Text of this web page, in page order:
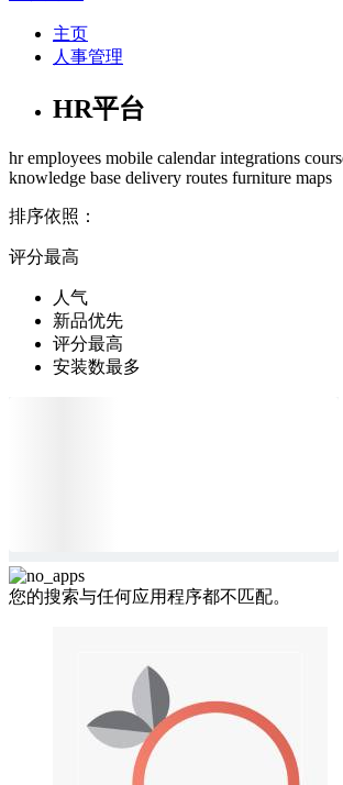
主页
人事管理
HR平台
hr employees mobile calendar integrations
knowledge base delivery routes furniture maps
排序依照：
评分最高
人气
新品优先
评分最高
安装数最多
您的搜索与任何应用程序都不匹配。